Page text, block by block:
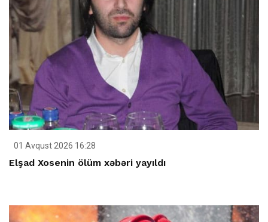
01 Avqust 2026 16:28
Elşad Xosenin ölüm xəbəri yayıldı